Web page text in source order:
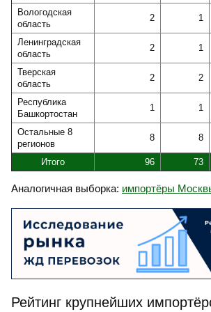
Вологодская
область
2 1
Ленинградская
область
2 1
Тверская
область
2 2
Республика
Башкортостан
1 1
Остальные 8
регионов
8 8
Итого 96 73
Аналогичная выборка: импортёры
Рейтинг крупнейших